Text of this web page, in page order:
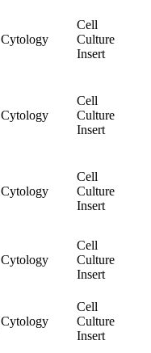
Cytology
Cell
Culture
Insert
Cytology
Cell
Culture
Insert
Cytology
Cell
Culture
Insert
Cytology
Cell
Culture
Insert
Cytology
Cell
Culture
Insert